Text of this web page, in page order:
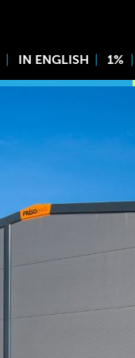
IN ENGLISH 1%